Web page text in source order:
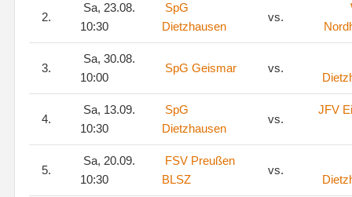
2.
Sa, 23.08.
10:30
SpG
Dietzhausen
vs.
3.
Sa, 30.08.
10:00
SpG Geismar vs.
4.
Sa, 13.09.
10:30
SpG
Dietzhausen
vs.
JFV
5.
Sa, 20.09.
10:30
FSV Preußen
BLSZ
vs.